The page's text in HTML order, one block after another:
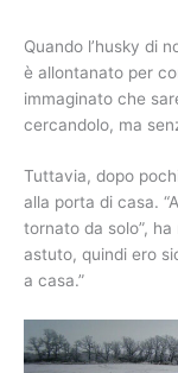
Quando l’husky di
è allontanato per
immaginato che
cercandolo, ma
Tuttavia, dopo
alla porta di casa.
tornato da solo”,
astuto, quindi ero
a casa.”